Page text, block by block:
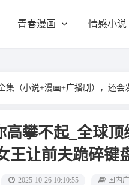
青春漫画 情感小说
（小说+漫画+广播剧），还会
攀不起_全球顶
王让前夫跪碎键
2025-10-26 10:10:55 国内